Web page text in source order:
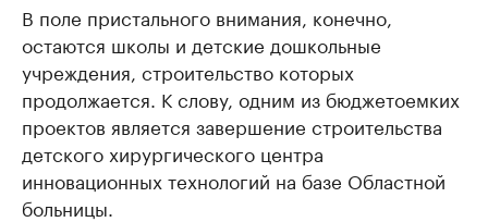
В поле пристального внимания, конечно,
остаются школы и детские дошкольные
учреждения, строительство которых
продолжается. К слову, одним из бюджетоемких
проектов является завершение строительства
детского хирургического центра
инновационных технологий на базе Областной
больницы.